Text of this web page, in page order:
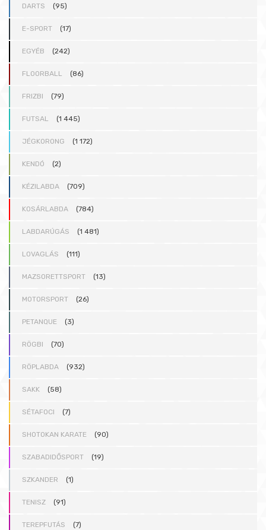
DARTS (95)
E-SPORT (17)
EGYÉB (242)
FLOORBALL (86)
FRIZBI (79)
FUTSAL (1 445)
JÉGKORONG (1 172)
KENDÓ (2)
KÉZILABDA (709)
KOSÁRLABDA (784)
LABDARÚGÁS (1 481)
LOVAGLÁS (111)
MAZSORETTSPORT (13)
MOTORSPORT (26)
PETANQUE (3)
RÖGBI (70)
RÖPLABDA (932)
SAKK (58)
SÉTAFOCI (7)
SHOTOKAN KARATE (90)
SZABADIDŐSPORT (19)
SZKANDER (1)
TENISZ (91)
TEREPFUTÁS (7)